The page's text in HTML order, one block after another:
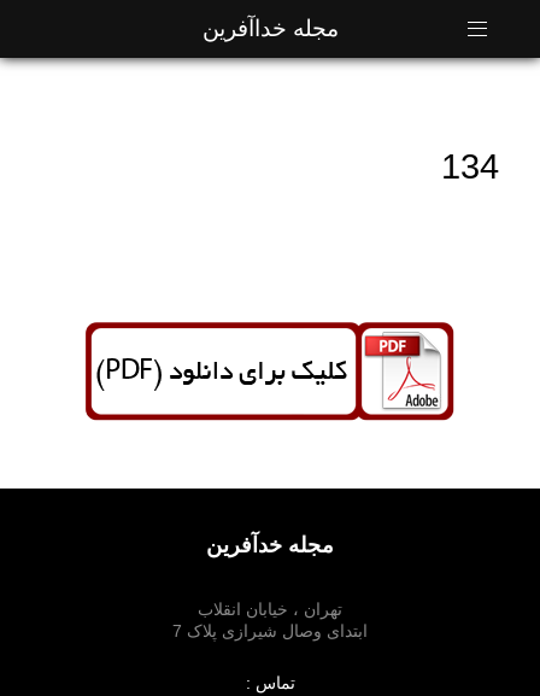
مجله خداآفرین
134
مجله خدآفرین
تهران ، خیابان انقلاب
ابتدای وصال شیرازی پلاک 7
تماس :